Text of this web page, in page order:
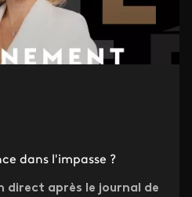
dans l'impasse ?
direct après le journal de